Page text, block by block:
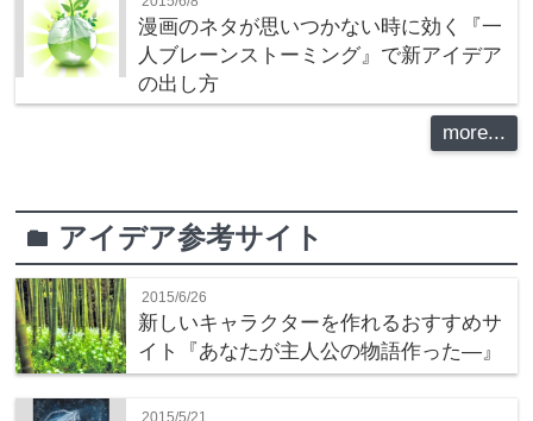
漫画のネタが思いつかない時に効く『一
人ブレーンストーミング』で新アイデア
の出し方
more...
folder アイデア参考サイト
2015/6/26
新しいキャラクターを作れるおすすめサ
イト『あなたが主人公の物語作った―』